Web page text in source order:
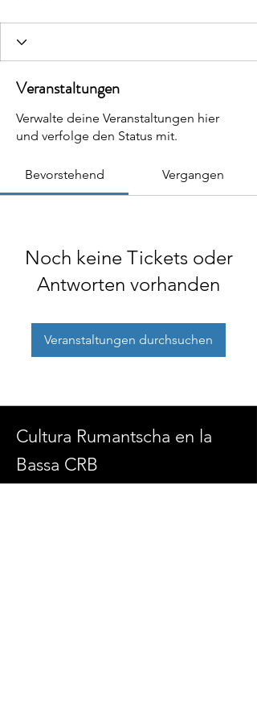
Veranstaltungen
Verwalte deine Veranstaltungen hier
und verfolge den Status mit.
Bevorstehend Vergangen
Noch keine Tickets oder
Antworten vorhanden
Veranstaltungen durchsuchen
Cultura Rumantscha en la
Bassa CRB